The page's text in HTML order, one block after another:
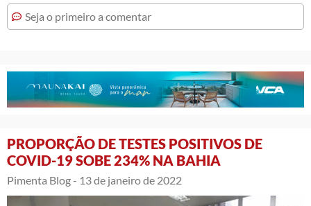
Seja o primeiro a comentar
PROPORÇÃO DE TESTES POSITIVOS DE
COVID-19 SOBE 234% NA BAHIA
Pimenta Blog - 13 de janeiro de 2022